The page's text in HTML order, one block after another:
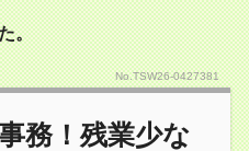
。
No.TSW26-0427381
務！残業少な